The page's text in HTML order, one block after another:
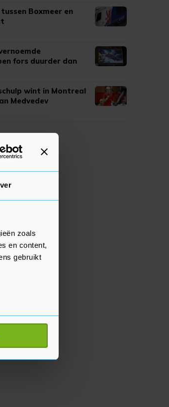
zoals
en content,
gebruikt
Boxmeer en
fors duurder dan
wint in Montreal
Medvedev